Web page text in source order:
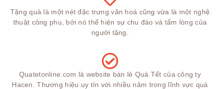
Tặng quà là một nét đặc trưng văn hoá cũng vừa là một nghệ
thuật công phu, bởi nó thể hiện sự chu đáo và tấm lòng của
người tặng.
Quatetonline.com là website bán lẻ Quà Tết của công ty
Hacen. Thương hiệu uy tín với nhiều năm trong lĩnh vực quà